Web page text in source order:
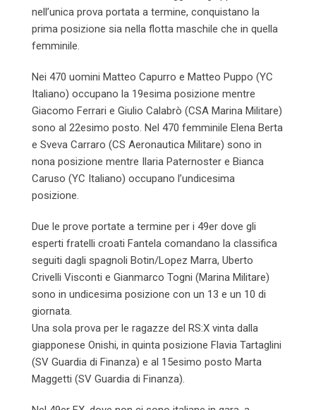
nell’unica prova portata a termine, conquistano la
prima posizione sia nella flotta maschile che in quella
femminile.
Nei 470 uomini Matteo Capurro e Matteo Puppo (YC
Italiano) occupano la 19esima posizione mentre
Giacomo Ferrari e Giulio Calabrò (CSA Marina Militare)
sono al 22esimo posto. Nel 470 femminile Elena Berta
e Sveva Carraro (CS Aeronautica Militare) sono in
nona posizione mentre Ilaria Paternoster e Bianca
Caruso (YC Italiano) occupano l’undicesima
posizione.
Due le prove portate a termine per i 49er dove gli
esperti fratelli croati Fantela comandano la classifica
seguiti dagli spagnoli Botin/Lopez Marra, Uberto
Crivelli Visconti e Gianmarco Togni (Marina Militare)
sono in undicesima posizione con un 13 e un 10 di
giornata.
Una sola prova per le ragazze del RS:X vinta dalla
giapponese Onishi, in quinta posizione Flavia Tartaglini
(SV Guardia di Finanza) e al 15esimo posto Marta
Maggetti (SV Guardia di Finanza).